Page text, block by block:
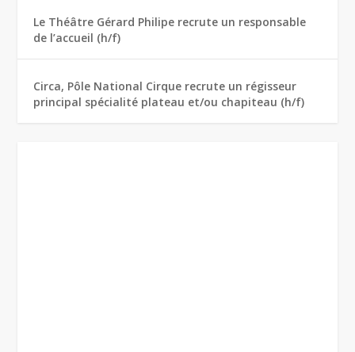
Le Théâtre Gérard Philipe recrute un responsable
de l’accueil (h/f)
Circa, Pôle National Cirque recrute un régisseur
principal spécialité plateau et/ou chapiteau (h/f)